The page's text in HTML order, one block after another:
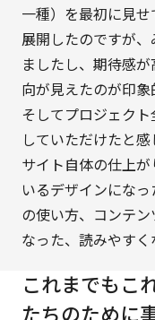
一種）を最初に見
展開したのですが
ましたし、期待感
向が見えたのが印象
そしてプロジェク
していただけたと感
サイト自体の仕上
いるデザインにな
の使い方、コンテ
なった、読みやすく
これまでもこ
たちのために